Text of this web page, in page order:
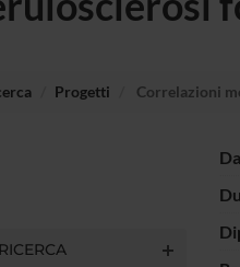
Progetti Correlazioni